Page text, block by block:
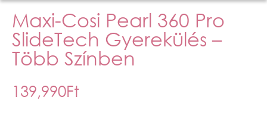
Maxi-Cosi Pearl 360 Pro
SlideTech Gyerekülés –
Több Színben
139,990Ft